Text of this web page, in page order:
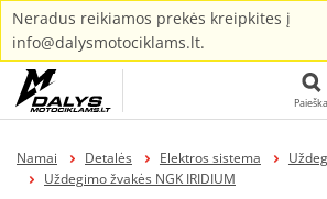
Neradus reikiamos prekės kreipkites į
info@dalysmotociklams.lt.
Paieška
Namai Detalės Elektros sistema
Uždegimo žvakės NGK IRIDIUM